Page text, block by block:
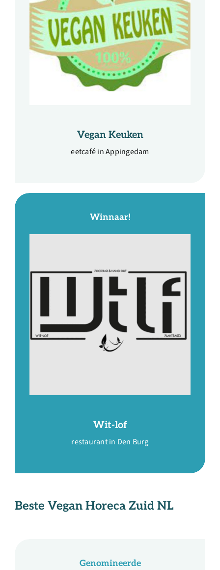
Vegan Keuken
eetcafé in Appingedam
Winnaar!
Wit-lof
restaurant in Den Burg
Beste Vegan Horeca Zuid NL
Genomineerde